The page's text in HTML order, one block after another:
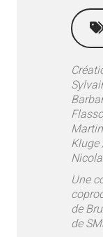
Kluge
Une
de
de